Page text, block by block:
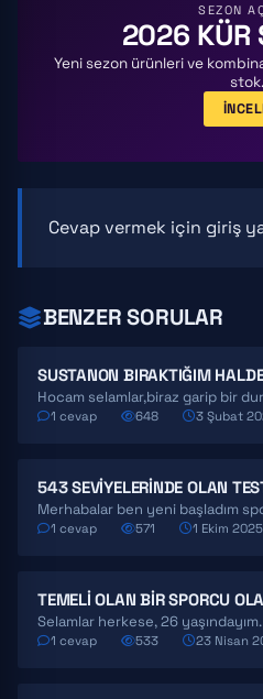
SEZON
2026 KÜR
Yeni sezon ürünleri ve
stok.
Cevap vermek için giriş
BENZER SORULAR
1 cevap 648 3 Şubat
1 cevap 571 1 Ekim 2025
1 cevap 533 23 Nisan